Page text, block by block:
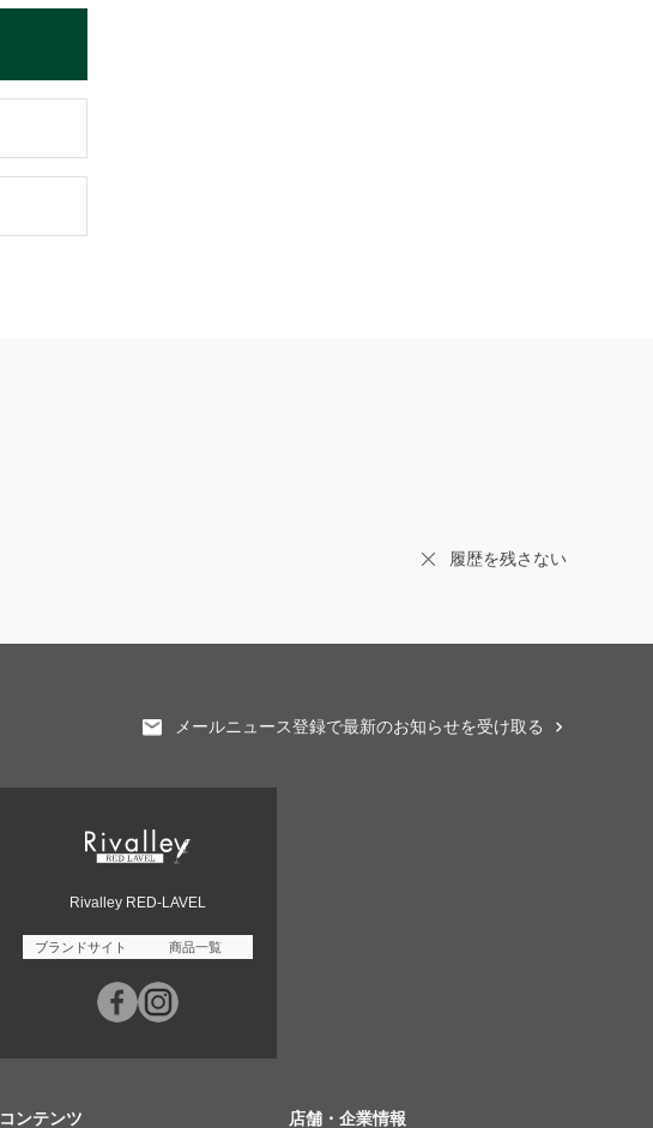
履歴を残さない
メールニュース登録で最新のお知らせを受け取る
Rivalley RED-LAVEL
ブランドサイト 商品一覧
コンテンツ 店舗・企業情報